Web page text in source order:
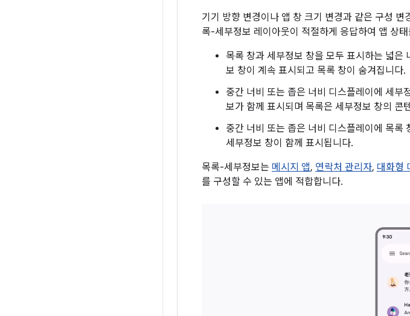
기기 방향 변경이나 앱 창 크기 변경과 같은 구성
록-세부정보 레이아웃이 적절하게 응답하여 앱 상
목록 창과 세부정보 창을 모두 표시하는 넓은
보 창이 계속 표시되고 목록 창이 숨겨집니다.
중간 너비 또는 좁은 너비 디스플레이에 세부
보가 함께 표시되며 목록은 세부정보 창의 콘
중간 너비 또는 좁은 너비 디스플레이에 목록
세부정보 창이 함께 표시됩니다.
목록-세부정보는 메시지 앱, 연락처 관리자, 대화형
를 구성할 수 있는 앱에 적합합니다.